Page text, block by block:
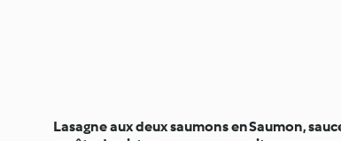
Lasagne aux deux saumons enSaumon,